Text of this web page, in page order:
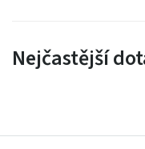
Nejčastější